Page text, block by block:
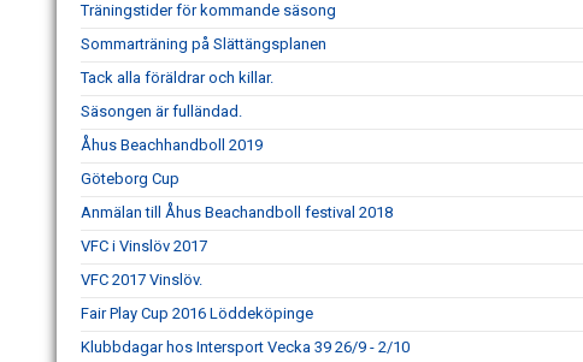
Träningstider för kommande säsong
Sommarträning på Slättängsplanen
Tack alla föräldrar och killar.
Säsongen är fulländad.
Åhus Beachhandboll 2019
Göteborg Cup
Anmälan till Åhus Beachandboll festival 2018
VFC i Vinslöv 2017
VFC 2017 Vinslöv.
Fair Play Cup 2016 Löddeköpinge
Klubbdagar hos Intersport Vecka 39 26/9 - 2/10